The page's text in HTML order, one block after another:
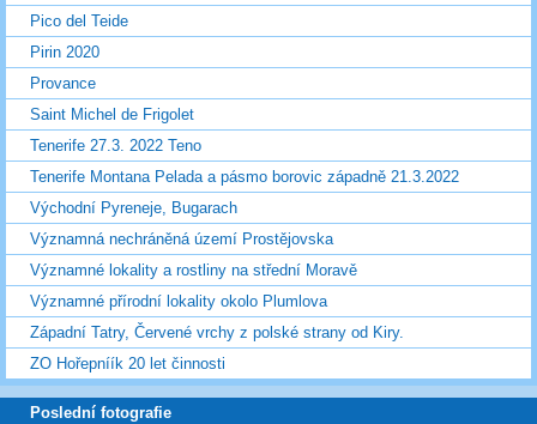
Pico del Teide
Pirin 2020
Provance
Saint Michel de Frigolet
Tenerife 27.3. 2022 Teno
Tenerife Montana Pelada a pásmo borovic západně 21.3.2022
Východní Pyreneje, Bugarach
Významná nechráněná území Prostějovska
Významné lokality a rostliny na střední Moravě
Významné přírodní lokality okolo Plumlova
Západní Tatry, Červené vrchy z polské strany od Kiry.
ZO Hořepníík 20 let činnosti
Poslední fotografie